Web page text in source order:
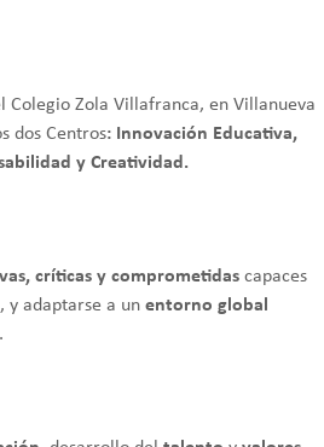
Colegio Zola Villafranca, en Villanueva
dos Centros: Innovación Educativa,
y Creatividad.
críticas y comprometidas capaces
, y adaptarse a un entorno global
.